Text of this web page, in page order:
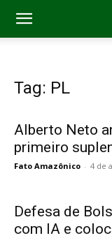
Tag: PL
Alberto Neto
primeiro
Fato Amazônico - 4 de
Defesa de
com IA e